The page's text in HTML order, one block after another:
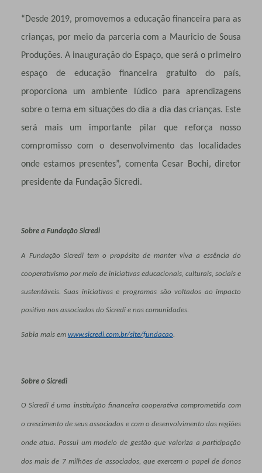
“Desde 2019, promovemos a educação financeira para as
crianças, por meio da parceria com a Mauricio de Sousa
Produções. A inauguração do Espaço, que será o primeiro
espaço de educação financeira gratuito do país,
proporciona um ambiente lúdico para aprendizagens
sobre o tema em situações do dia a dia das crianças. Este
será mais um importante pilar que reforça nosso
compromisso com o desenvolvimento das localidades
onde estamos presentes”, comenta Cesar Bochi, diretor
presidente da Fundação Sicredi.
Sobre a Fundação Sicredi
A Fundação Sicredi tem o propósito de manter viva a essência do
cooperativismo por meio de iniciativas educacionais, culturais, sociais e
sustentáveis. Suas iniciativas e programas são voltados ao impacto
positivo nos associados do Sicredi e nas comunidades.
Sabia mais em www.sicredi.com.br/site/fundacao.
Sobre o Sicredi
O Sicredi é uma instituição financeira cooperativa comprometida com
o crescimento de seus associados e com o desenvolvimento das regiões
onde atua. Possui um modelo de gestão que valoriza a participação
dos mais de 7 milhões de associados, que exercem o papel de donos